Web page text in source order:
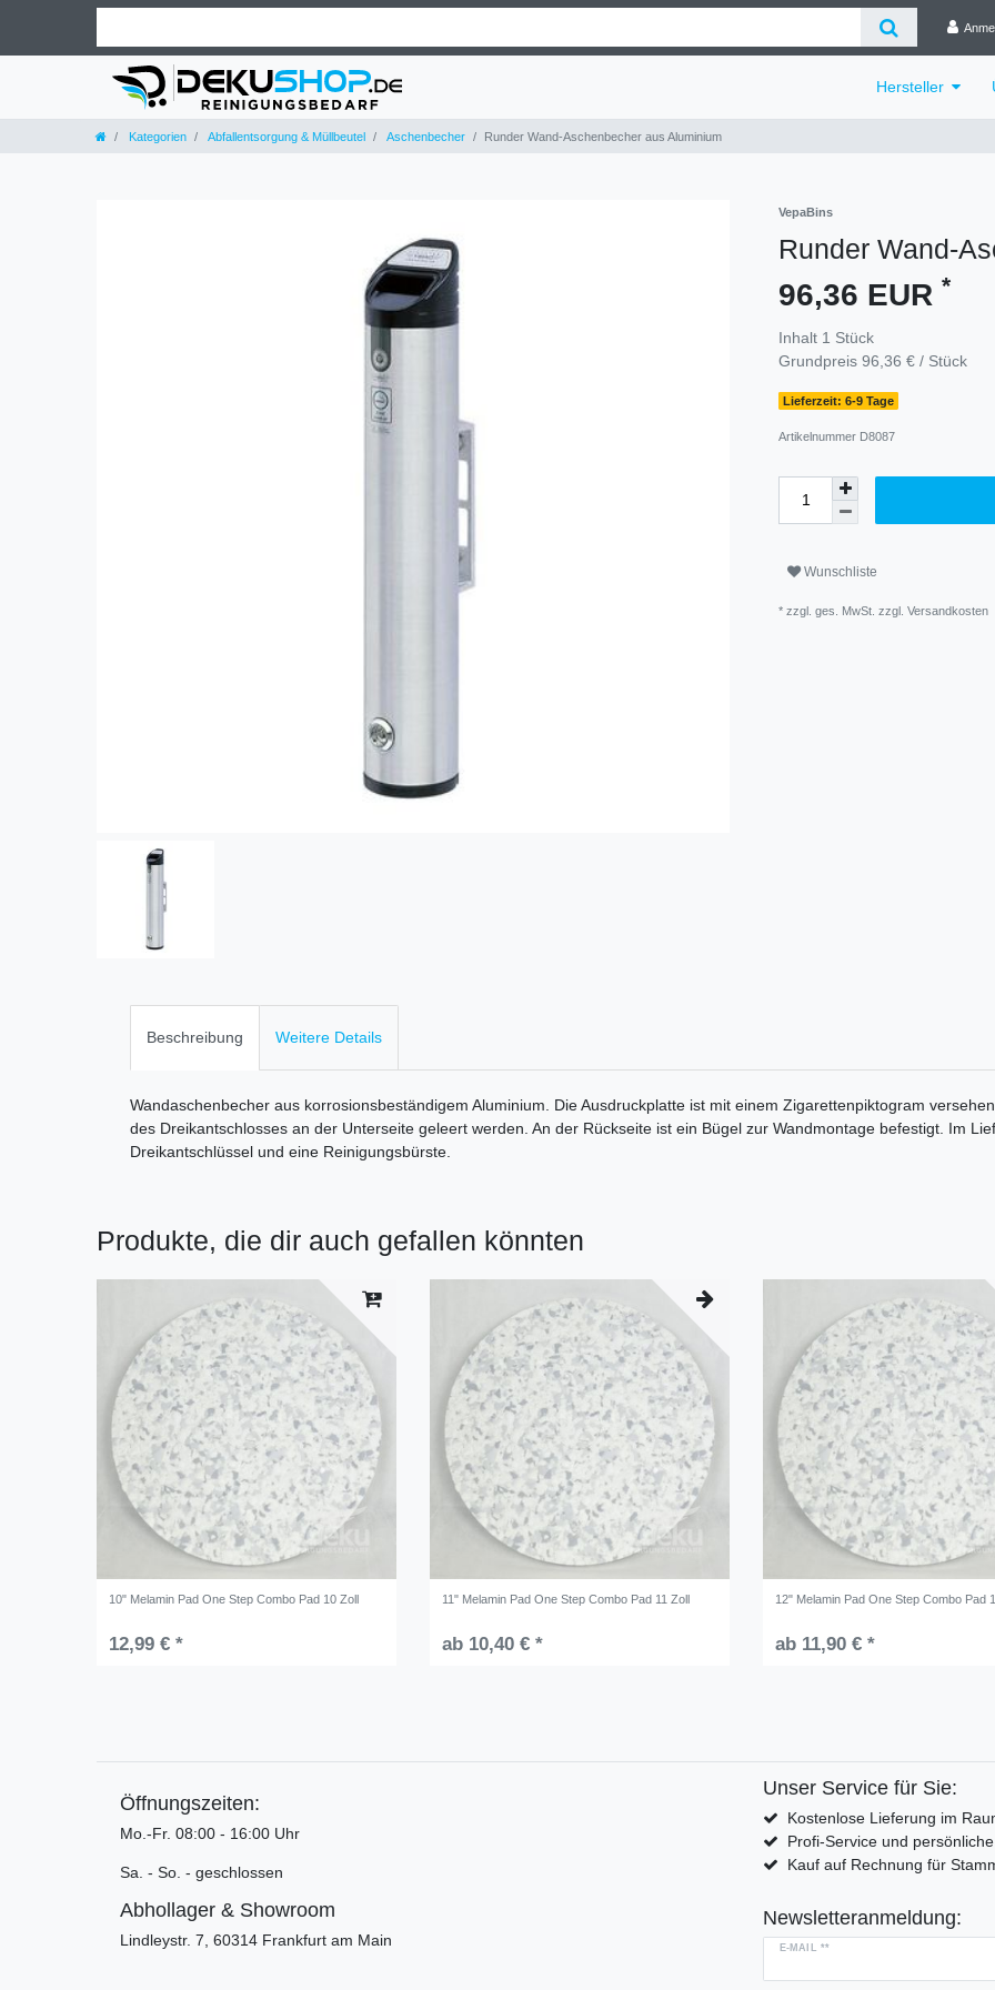
Hersteller
Kategorien Abfallentsorgung & Müllbeutel Aschenbecher Runder Wand-Aschenbecher aus Aluminium
VepaBins
Runder Wand-
96,36 EUR *
Inhalt 1 Stück
Grundpreis 96,36 € / Stück
Lieferzeit: 6-9 Tage
Artikelnummer D8087
Wunschliste
* zzgl. ges. MwSt. zzgl. Versandkosten
Beschreibung Weitere Details
Wandaschenbecher aus korrosionsbeständigem Aluminium. Die Ausdruckplatte ist mit einem Zigarettenpiktogram
des Dreikantschlosses an der Unterseite geleert werden. An der Rückseite ist ein Bügel zur Wandmontage befestigt. Im
Dreikantschlüssel und eine Reinigungsbürste.
Produkte, die dir auch gefallen könnten
10" Melamin Pad One Step Combo Pad 10 Zoll
12,99 € *
11" Melamin Pad One Step Combo Pad 11 Zoll
ab 10,40 € *
12" Melamin Pad One Step Combo Pad
ab 11,90 € *
Öffnungszeiten:
Mo.-Fr. 08:00 - 16:00 Uhr
Sa. - So. - geschlossen
Abhollager & Showroom
Lindleystr. 7, 60314 Frankfurt am Main
Unser Service für Sie:
Kostenlose Lieferung im
Profi-Service und
Kauf auf Rechnung für
Newsletteranmeldung:
E-MAIL **